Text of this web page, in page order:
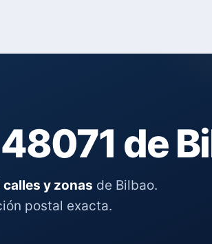
de
calles y zonas de Bilbao.
postal exacta.